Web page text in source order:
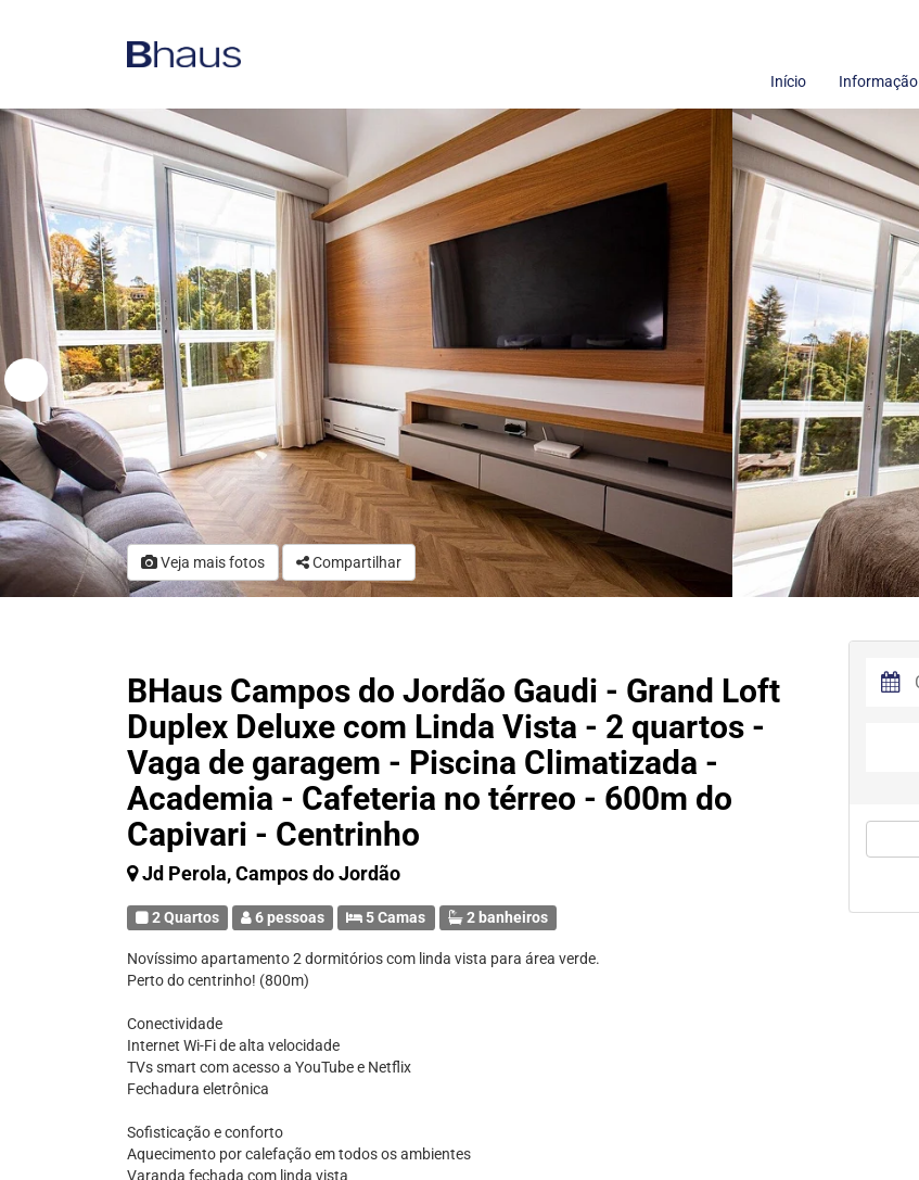
Início Informação
Termos de uso
Sobre nós
Políticas de Privacidade
Veja mais fotos Compartilhar
BHaus Campos do Jordão Gaudi - Grand Loft
Duplex Deluxe com Linda Vista - 2 quartos -
Vaga de garagem - Piscina Climatizada -
Academia - Cafeteria no térreo - 600m do
Capivari - Centrinho
Jd Perola, Campos do Jordão
2 Quartos 6 pessoas 5 Camas 2 banheiros
Novíssimo apartamento 2 dormitórios com linda vista para área verde.
Perto do centrinho! (800m)
Conectividade
Internet Wi-Fi de alta velocidade
TVs smart com acesso a YouTube e Netflix
Fechadura eletrônica
Sofisticação e conforto
Aquecimento por calefação em todos os ambientes
Varanda fechada com linda vista